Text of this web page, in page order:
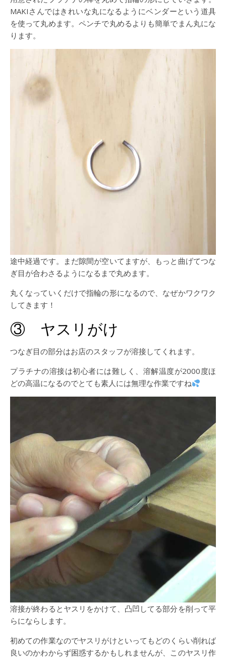
MAKIさんではきれいな丸になるようにベンダーという道具
を使って丸めます。ペンチで丸めるよりも簡単でまん丸にな
ります。
途中経過です。まだ隙間が空いてますが、もっと曲げてつな
ぎ目が合わさるようになるまで丸めます。
丸くなっていくだけで指輪の形になるので、なぜかワクワク
してきます！
③ ヤスリがけ
つなぎ目の部分はお店のスタッフが溶接してくれます。
プラチナの溶接は初心者には難しく、溶解温度が2000度ほ
どの高温になるのでとても素人には無理な作業ですね
溶接が終わるとヤスリをかけて、凸凹してる部分を削って平
らにならします。
初めての作業なのでヤスリがけといってもどのくらい削れば
良いのかわからず困惑するかもしれませんが、このヤスリ作